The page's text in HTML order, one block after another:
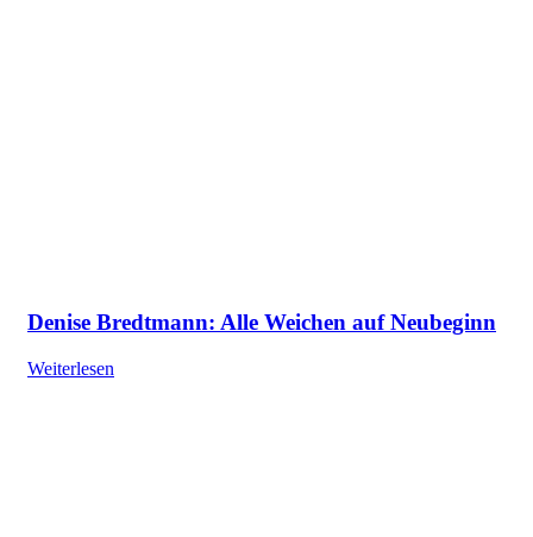
Denise Bredtmann: Alle Weichen auf Neubeginn
Weiterlesen